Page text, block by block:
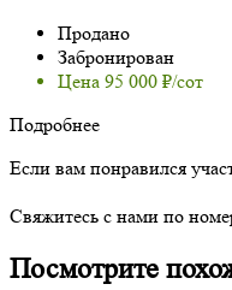
Продано
Забронирован
Цена 95 000 ₽/сот
Подробнее
Если вам понравился
Свяжитесь с нами по
Посмотрите